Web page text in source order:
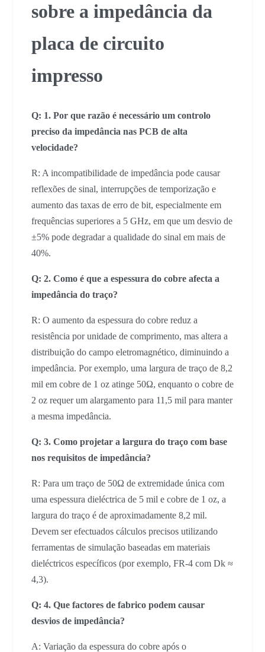
sobre a impedância da
placa de circuito
impresso
Q: 1. Por que razão é necessário um controlo
preciso da impedância nas PCB de alta
velocidade?
R: A incompatibilidade de impedância pode causar
reflexões de sinal, interrupções de temporização e
aumento das taxas de erro de bit, especialmente em
frequências superiores a 5 GHz, em que um desvio de
±5% pode degradar a qualidade do sinal em mais de
40%.
Q: 2. Como é que a espessura do cobre afecta a
impedância do traço?
R: O aumento da espessura do cobre reduz a
resistência por unidade de comprimento, mas altera a
distribuição do campo eletromagnético, diminuindo a
impedância. Por exemplo, uma largura de traço de 8,2
mil em cobre de 1 oz atinge 50Ω, enquanto o cobre de
2 oz requer um alargamento para 11,5 mil para manter
a mesma impedância.
Q: 3. Como projetar a largura do traço com base
nos requisitos de impedância?
R: Para um traço de 50Ω de extremidade única com
uma espessura dieléctrica de 5 mil e cobre de 1 oz, a
largura do traço é de aproximadamente 8,2 mil.
Devem ser efectuados cálculos precisos utilizando
ferramentas de simulação baseadas em materiais
dieléctricos específicos (por exemplo, FR-4 com Dk ≈
4,3).
Q: 4. Que factores de fabrico podem causar
desvios de impedância?
A: Variação da espessura do cobre após o